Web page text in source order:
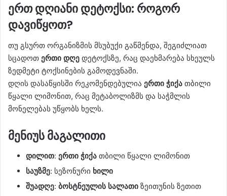
ერთ დღიანი დეტოქსი: როგორ
დავიწყოთ?
თუ გსურთ ორგანიზმის მსუბუქი გაწმენდა, შეგიძლიათ
სცადოთ ერთი დღე დეტოქსზე, რაც დაეხმარება სხეულს
ზედმეტი ტოქსინების გამოდევნაში.
დღის დასაწყისში რეკომენდებულია ერთი ჭიქა თბილი
წყალი ლიმონით, რაც მეტაბოლიზმს და საჭმლის
მონელებას უწყობს ხელს.
მენიუს მაგალითი
დილით: ერთი ჭიქა თბილი წყალი ლიმონით
საუზმე: სეზონური ხილი
შუადღე: ბოსტნეულის სალათი ზეითუნის ზეთით